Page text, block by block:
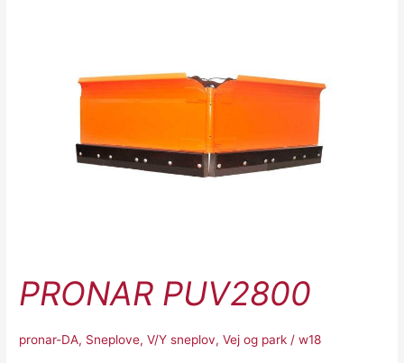
PRONAR PUV2800
pronar-DA, Sneplove,V/Y sneplov,Vej og park /w18